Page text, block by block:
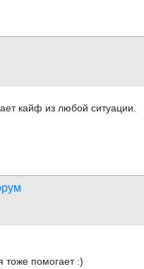
кайф из любой ситуации.
тоже помогает :)